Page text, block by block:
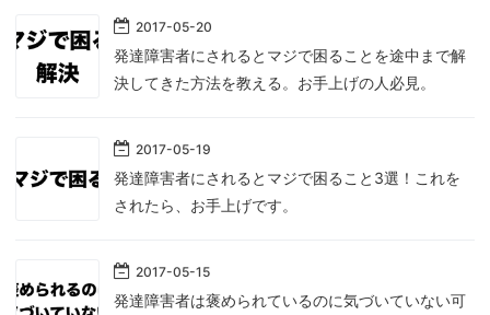
2017-05-20
発達障害者にされるとマジで困ることを途中まで解
決してきた方法を教える。お手上げの人必見。
2017-05-19
発達障害者にされるとマジで困ること3選！これを
されたら、お手上げです。
2017-05-15
発達障害者は褒められているのに気づいていない可